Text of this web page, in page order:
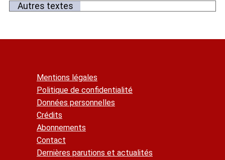
Autres textes
Mentions légales
Politique de confidentialité
Données personnelles
Crédits
Abonnements
Contact
Dernières parutions et actualités